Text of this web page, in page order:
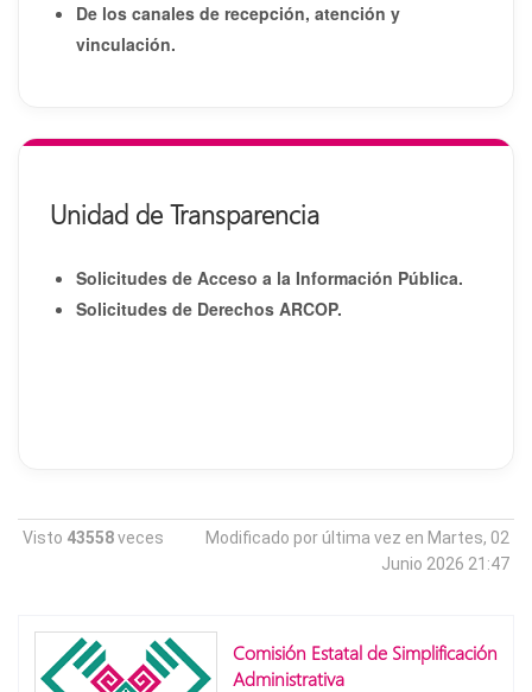
De los canales de recepción, atención y
vinculación.
Unidad de Transparencia
Solicitudes de Acceso a la Información Pública.
Solicitudes de Derechos ARCOP.
Visto 43558veces
Modificado por última vez en Martes, 02
Junio 2026 21:47
Comisión Estatal de Simplificación
Administrativa